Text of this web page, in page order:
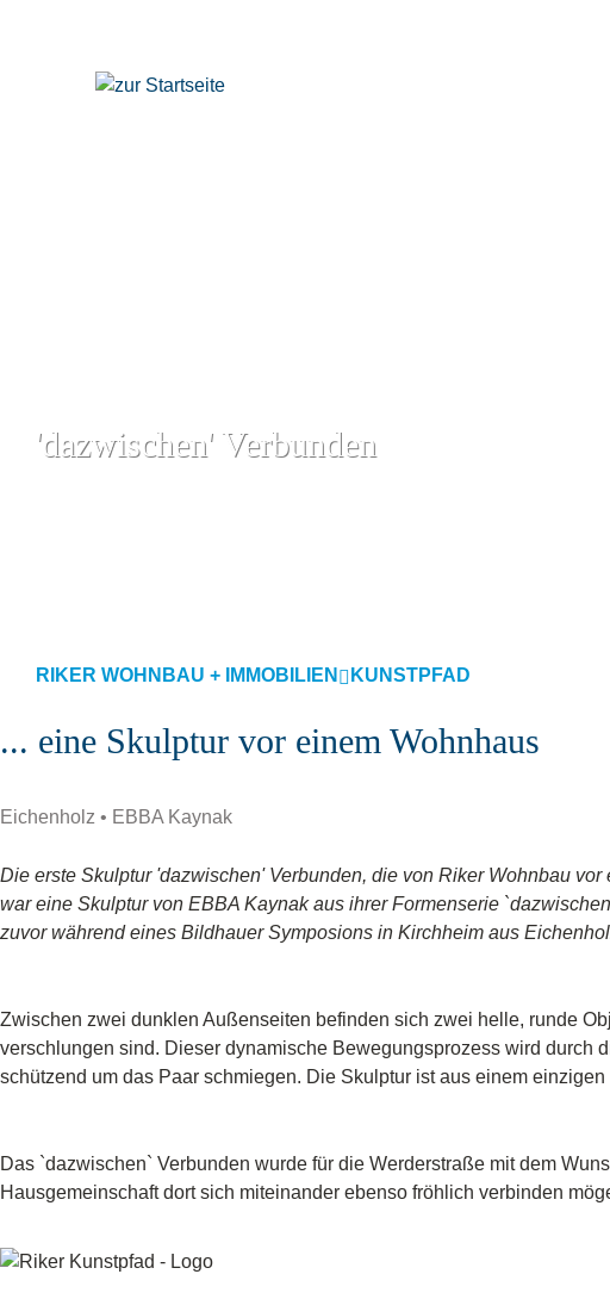
'dazwischen' Verbunden
RIKER WOHNBAU + IMMOBILIEN KUNSTPFAD
... eine Skulptur vor einem Wohnhaus
Eichenholz • EBBA Kaynak
Die erste Skulptur 'dazwischen' Verbunden, die von Riker Wohnbau
war eine Skulptur von EBBA Kaynak aus ihrer Formenserie
zuvor während eines Bildhauer Symposions in Kirchheim aus
Zwischen zwei dunklen Außenseiten befinden sich zwei helle, runde
verschlungen sind. Dieser dynamische Bewegungsprozess wird durch
schützend um das Paar schmiegen. Die Skulptur ist aus einem
Das `dazwischen` Verbunden wurde für die Werderstraße mit dem
Hausgemeinschaft dort sich miteinander ebenso fröhlich verbinden